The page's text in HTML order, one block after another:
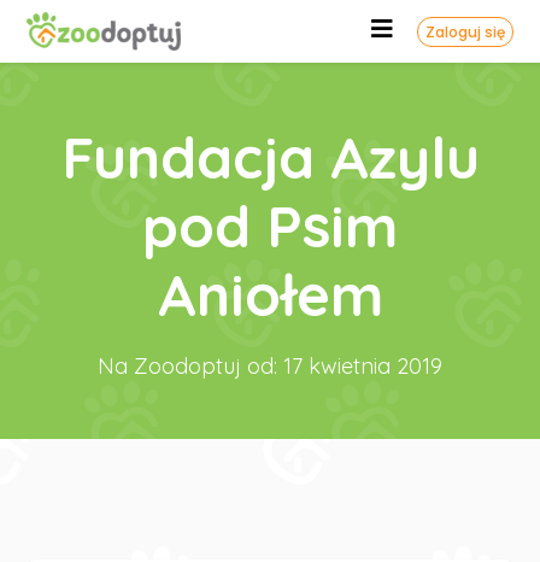
Zaloguj się
Fundacja Azylu
pod Psim
Aniołem
Na Zoodoptuj od: 17 kwietnia 2019